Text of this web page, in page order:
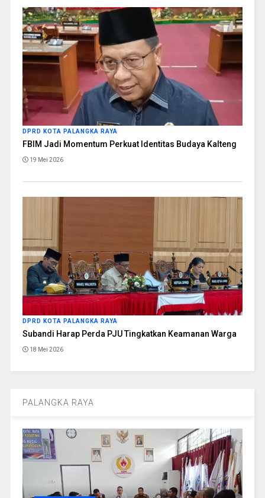
DPRD KOTA PALANGKA RAYA
FBIM Jadi Momentum Perkuat Identitas Budaya Kalteng
19 Mei 2026
DPRD KOTA PALANGKA RAYA
Subandi Harap Perda PJU Tingkatkan Keamanan Warga
18 Mei 2026
PALANGKA RAYA